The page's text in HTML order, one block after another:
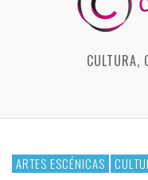
CULTURA,
ARTES ESCÉNICAS